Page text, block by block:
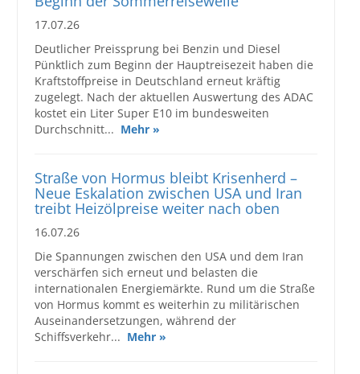
17.07.26
Deutlicher Preissprung bei Benzin und Diesel
Pünktlich zum Beginn der Hauptreisezeit haben die
Kraftstoffpreise in Deutschland erneut kräftig
zugelegt. Nach der aktuellen Auswertung des ADAC
kostet ein Liter Super E10 im bundesweiten
Durchschnitt... Mehr »
Straße von Hormus bleibt Krisenherd –
Neue Eskalation zwischen USA und Iran
treibt Heizölpreise weiter nach oben
16.07.26
Die Spannungen zwischen den USA und dem Iran
verschärfen sich erneut und belasten die
internationalen Energiemärkte. Rund um die Straße
von Hormus kommt es weiterhin zu militärischen
Auseinandersetzungen, während der
Schiffsverkehr... Mehr »